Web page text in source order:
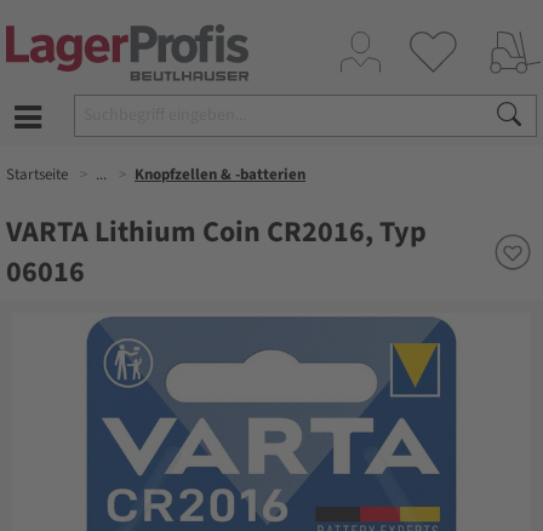
Startseite ... Knopfzellen & -batterien
VARTA Lithium Coin CR2016, Typ
06016